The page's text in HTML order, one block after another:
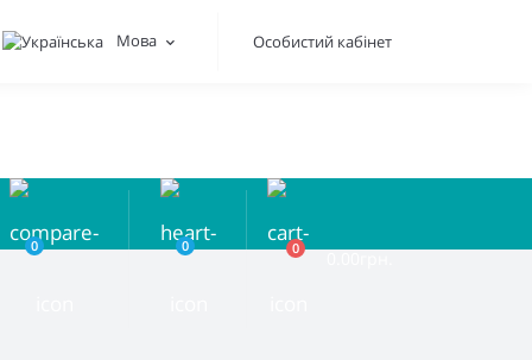
Мова Особистий кабінет
0 0 0